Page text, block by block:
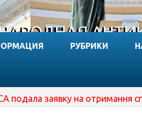
РУБРИКИ
заявку на отримання